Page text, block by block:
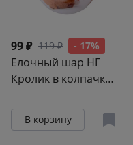
99 ₽ 119 ₽ - 17%
Елочный шар НГ
Кролик в колпачке
(ПВХ Бокс)
В корзину